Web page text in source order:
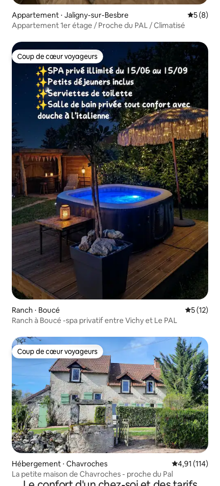
Appartement ⋅ Jaligny-sur-Besbre
5 (8)
Appartement 1er étage / Proche du PAL / Climatisé
Coup de cœur voyageurs
Coup de cœur voyageurs
Ranch ⋅ Boucé
5 (12)
Ranch à Boucé -spa privatif entre Vichy et Le PAL
Coup de cœur voyageurs
Coup de cœur voyageurs
Hébergement ⋅ Chavroches Évaluation
4,91 (114)
La petite maison de Chavroches - proche du Pal